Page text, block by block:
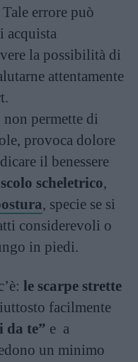
errore può
acquista
la possibilità di
attentamente
permette di
provoca dolore
il benessere
scheletrico,
, specie se si
considerevoli o
in piedi.
le scarpe strette
facilmente
da te” e a
un minimo